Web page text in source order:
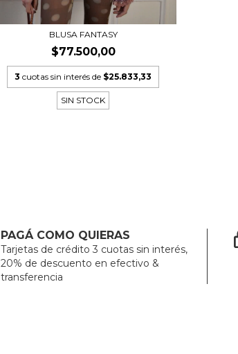
BLUSA FANTASY
$77.500,00
3 cuotas sin interés de $25.833,33
SIN STOCK
PAGÁ COMO QUIERAS
Tarjetas de crédito 3 cuotas sin interés,
20% de descuento en efectivo &
transferencia